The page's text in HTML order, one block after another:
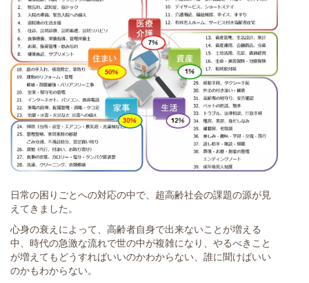
日常の困りごとへの対応の中で、超高齢社会の課題の源が見
えてきました。
心身の衰えによって、高齢者自身で出来ないことが増える
中、時代の急激な流れで世の中が複雑になり、やるべきこと
が増えてもどうすればいいのかわからない、誰に聞けばいい
のかもわからない。